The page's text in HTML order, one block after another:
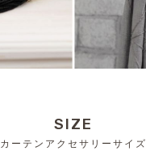
SIZE
カーテンアクセサリーサイズ